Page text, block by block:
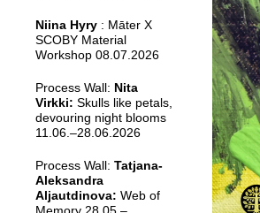
Niina Hyry : Māter X
SCOBY Material
Workshop 08.07.2026
Process Wall: Nita
Virkki: Skulls like petals,
devouring night blooms
11.06.–28.06.2026
Process Wall: Tatjana-
Aleksandra
Aljautdinova: Web of